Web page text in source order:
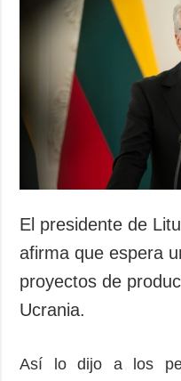
El presidente de
afirma que espera
proyectos de
Ucrania.
Así lo dijo a los